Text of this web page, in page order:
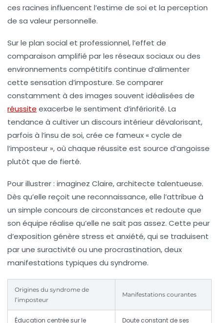
ces racines influencent l’estime de soi et la perception
de sa valeur personnelle.
Sur le plan social et professionnel, l’effet de
comparaison amplifié par les réseaux sociaux ou des
environnements compétitifs continue d’alimenter
cette sensation d’imposture. Se comparer
constamment à des images souvent idéalisées de
réussite exacerbe le sentiment d’infériorité. La
tendance à cultiver un discours intérieur dévalorisant,
parfois à l’insu de soi, crée ce fameux « cycle de
l’imposteur », où chaque réussite est source d’angoisse
plutôt que de fierté.
Pour illustrer : imaginez Claire, architecte talentueuse.
Dès qu’elle reçoit une reconnaissance, elle l’attribue à
un simple concours de circonstances et redoute que
son équipe réalise qu’elle ne sait pas assez. Cette peur
d’exposition génère stress et anxiété, qui se traduisent
par une suractivité ou une procrastination, deux
manifestations typiques du syndrome.
Origines du syndrome de
l’imposteur
Manifestations courantes
Éducation centrée sur le
Doute constant de ses